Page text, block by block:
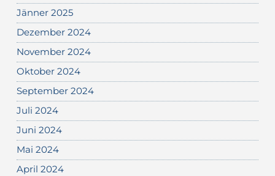
Jänner 2025
Dezember 2024
November 2024
Oktober 2024
September 2024
Juli 2024
Juni 2024
Mai 2024
April 2024